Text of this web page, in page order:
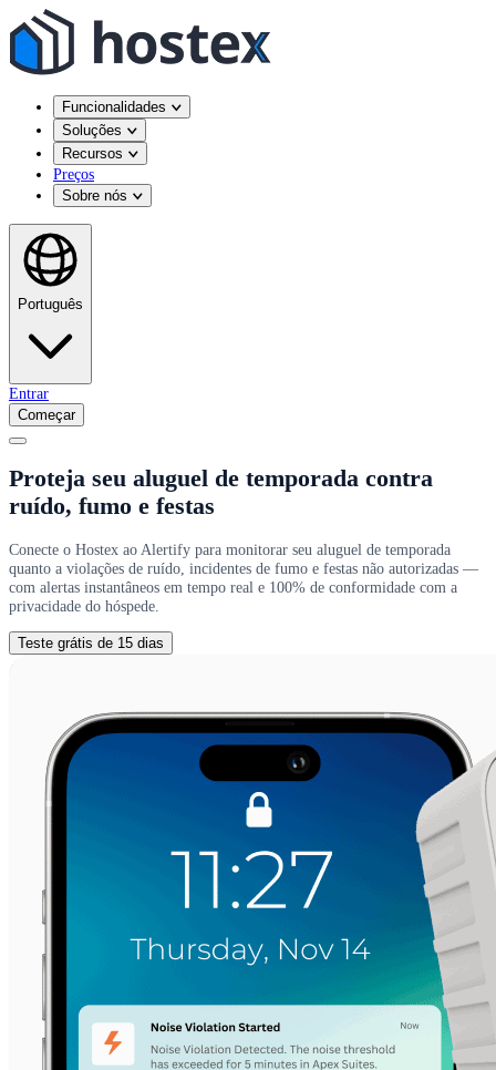
Funcionalidades
Soluções
Recursos
Preços
Sobre nós
Português
Entrar
Começar
Proteja seu aluguel de temporada contra
ruído, fumo e festas
Conecte o Hostex ao Alertify para monitorar seu aluguel de temporada
quanto a violações de ruído, incidentes de fumo e festas não autorizadas —
com alertas instantâneos em tempo real e 100% de conformidade com a
privacidade do hóspede.
Teste grátis de 15 dias